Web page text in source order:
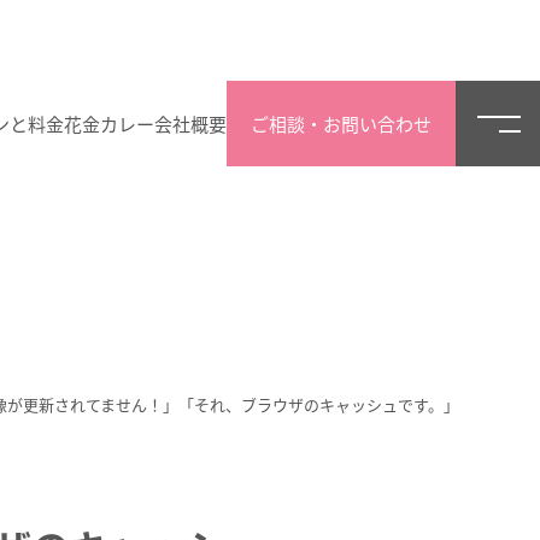
と料金花金カレー会社概要 ご相談・お問い合わせ
が更新されてません！」「それ、ブラウザのキャッシュです。」